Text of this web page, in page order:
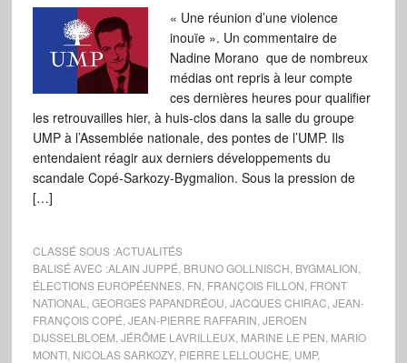
« Une réunion d’une violence
inouïe ». Un commentaire de
Nadine Morano que de nombreux
médias ont repris à leur compte
ces dernières heures pour qualifier
les retrouvailles hier, à huis-clos dans la salle du groupe
UMP à l’Assemblée nationale, des pontes de l’UMP. Ils
entendaient réagir aux derniers développements du
scandale Copé-Sarkozy-Bygmalion. Sous la pression de
[…]
CLASSÉ SOUS :ACTUALITÉS
BALISÉ AVEC :ALAIN JUPPÉ BRUNO GOLLNISCH BYGMALION
ÉLECTIONS EUROPÉENNES, FN FRANÇOIS FILLON FRONT
NATIONAL
GEORGES PAPANDRÉOU JACQUES CHIRAC JEAN-
FRANÇOIS COPÉ JEAN-PIERRE RAFFARIN JEROEN
DIJSSELBLOEM JÉRÔME LAVRILLEUX, MARINE LE PEN MARIO
MONTI, NICOLAS SARKOZY, PIERRE LELLOUCHE UMP,